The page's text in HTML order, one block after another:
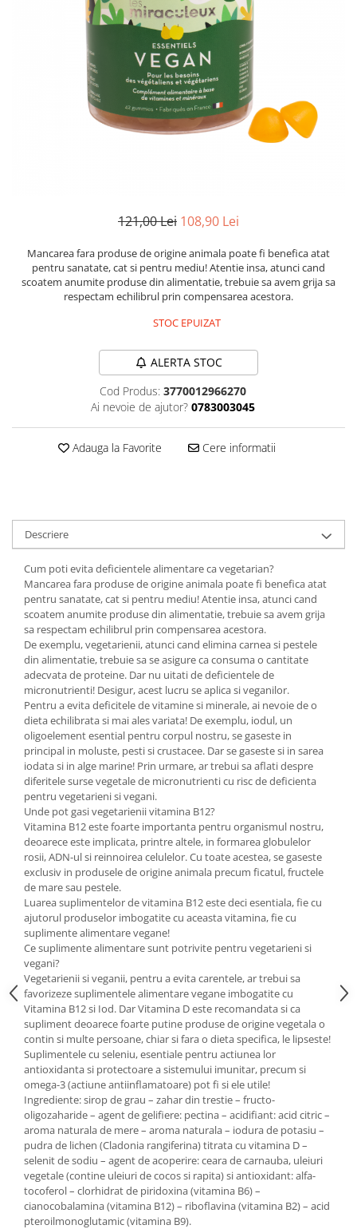
Healthy Origins
Jarrow Formulas
Life Extension
Pileje Laboratoire
Pro Tan
Pure Nutrition USA
Quicksilver Scientific
Thorne Research
Vital Nutrients
Vital Proteins
EFX Sports
NOW Foods
Nutricost
121,00 Lei 108,90 Lei
Mancarea fara produse de origine animala poate fi benefica atat
pentru sanatate, cat si pentru mediu! Atentie insa, atunci cand
scoatem anumite produse din alimentatie, trebuie sa avem grija sa
respectam echilibrul prin compensarea acestora.
STOC EPUIZAT
ALERTA STOC
Cod Produs: 3770012966270
Ai nevoie de ajutor? 0783003045
Adauga la Favorite Cere informatii
Descriere
Cum poti evita deficientele alimentare ca vegetarian?
Mancarea fara produse de origine animala poate fi benefica atat
pentru sanatate, cat si pentru mediu! Atentie insa, atunci cand
scoatem anumite produse din alimentatie, trebuie sa avem grija
sa respectam echilibrul prin compensarea acestora.
De exemplu, vegetarienii, atunci cand elimina carnea si pestele
din alimentatie, trebuie sa se asigure ca consuma o cantitate
adecvata de proteine. Dar nu uitati de deficientele de
micronutrienti! Desigur, acest lucru se aplica si veganilor.
Pentru a evita deficitele de vitamine si minerale, ai nevoie de o
dieta echilibrata si mai ales variata! De exemplu, iodul, un
oligoelement esential pentru corpul nostru, se gaseste in
principal in moluste, pesti si crustacee. Dar se gaseste si in sarea
iodata si in alge marine! Prin urmare, ar trebui sa aflati despre
diferitele surse vegetale de micronutrienti cu risc de deficienta
pentru vegetarieni si vegani.
Unde pot gasi vegetarienii vitamina B12?
Vitamina B12 este foarte importanta pentru organismul nostru,
deoarece este implicata, printre altele, in formarea globulelor
rosii, ADN-ul si reinnoirea celulelor. Cu toate acestea, se gaseste
exclusiv in produsele de origine animala precum ficatul, fructele
de mare sau pestele.
Luarea suplimentelor de vitamina B12 este deci esentiala, fie cu
ajutorul produselor imbogatite cu aceasta vitamina, fie cu
suplimente alimentare vegane!
Ce suplimente alimentare sunt potrivite pentru vegetarieni si
vegani?
Vegetarienii si veganii, pentru a evita carentele, ar trebui sa
favorizeze suplimentele alimentare vegane imbogatite cu
Vitamina B12 si Iod. Dar Vitamina D este recomandata si ca
supliment deoarece foarte putine produse de origine vegetala o
contin si multe persoane, chiar si fara o dieta specifica, le lipseste!
Suplimentele cu seleniu, esentiale pentru actiunea lor
antioxidanta si protectoare a sistemului imunitar, precum si
omega-3 (actiune antiinflamatoare) pot fi si ele utile!
Ingrediente: sirop de grau – zahar din trestie – fructo-
oligozaharide – agent de gelifiere: pectina – acidifiant: acid citric –
aroma naturala de mere – aroma naturala – iodura de potasiu –
pudra de lichen (Cladonia rangiferina) titrata cu vitamina D –
selenit de sodiu – agent de acoperire: ceara de carnauba, uleiuri
vegetale (contine uleiuri de cocos si rapita) si antioxidant: alfa-
tocoferol – clorhidrat de piridoxina (vitamina B6) –
cianocobalamina (vitamina B12) – riboflavina (vitamina B2) – acid
pteroilmonoglutamic (vitamina B9).